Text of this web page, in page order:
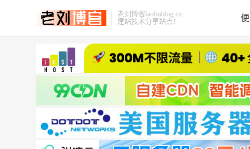
老刘博客laoliublog.cn
建站技术分享站点！